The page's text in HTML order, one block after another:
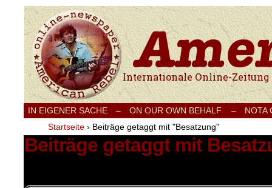
Internationale Onlinezeitung für Frieden,
IN EIGENER SACHE – ON OUR OWN BEHALF –
NOTA
Startseite › Beiträge getaggt mit "Besatzung"
Beiträge getaggt mit